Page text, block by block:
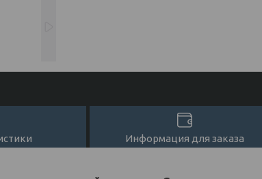
Информация для заказа